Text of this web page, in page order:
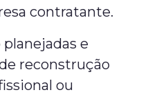
contratante.
planejadas e
reconstrução
ou